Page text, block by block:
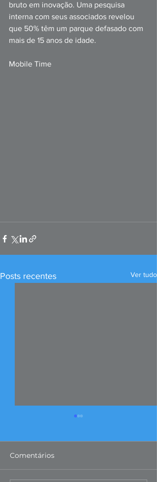
bruto em inovação. Uma pesquisa
interna com seus associados revelou
que 50% têm um parque defasado com
mais de 15 anos de idade.
Mobile Time
Posts recentes Ver tudo
Comentários